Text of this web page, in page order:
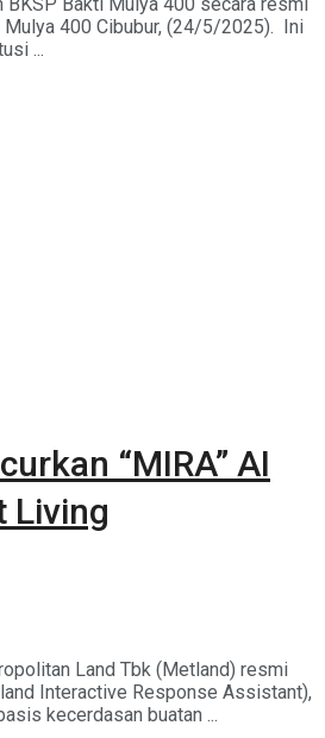
Mulya 400 Cibubur, (24/5/2025). Ini
...
“MIRA” AI
Living
Land Tbk (Metland) resmi
Interactive Response Assistant),
kecerdasan buatan ...